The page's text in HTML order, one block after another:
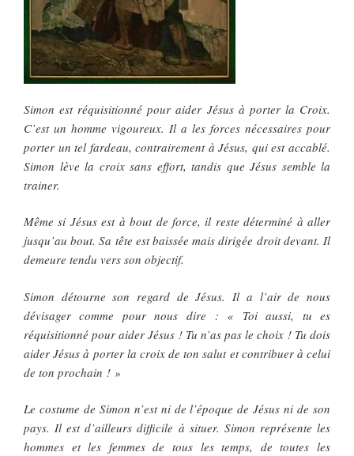
Simon est réquisitionné pour aider Jésus à porter la Croix.
C’est un homme vigoureux. Il a les forces nécessaires pour
porter un tel fardeau, contrairement à Jésus, qui est accablé.
Simon lève la croix sans effort, tandis que Jésus semble la
trainer.
Même si Jésus est à bout de force, il reste déterminé à aller
jusqu’au bout. Sa tête est baissée mais dirigée droit devant. Il
demeure tendu vers son objectif.
Simon détourne son regard de Jésus. Il a l’air de nous
dévisager comme pour nous dire : « Toi aussi, tu es
réquisitionné pour aider Jésus ! Tu n’as pas le choix ! Tu dois
aider Jésus à porter la croix de ton salut et contribuer à celui
de ton prochain ! »
Le costume de Simon n’est ni de l’époque de Jésus ni de son
pays. Il est d’ailleurs difficile à situer. Simon représente les
hommes et les femmes de tous les temps, de toutes les